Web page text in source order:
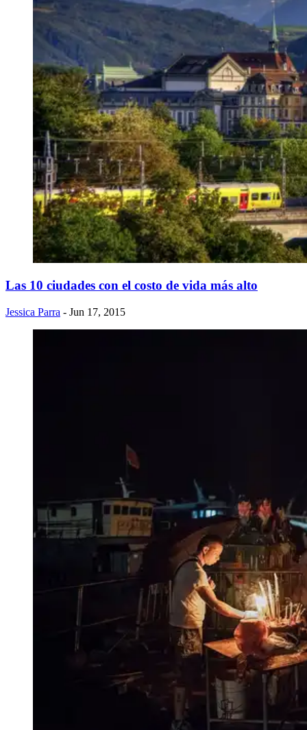
Las 10 ciudades con el costo de vida más alto
Jessica Parra - Jun 17, 2015